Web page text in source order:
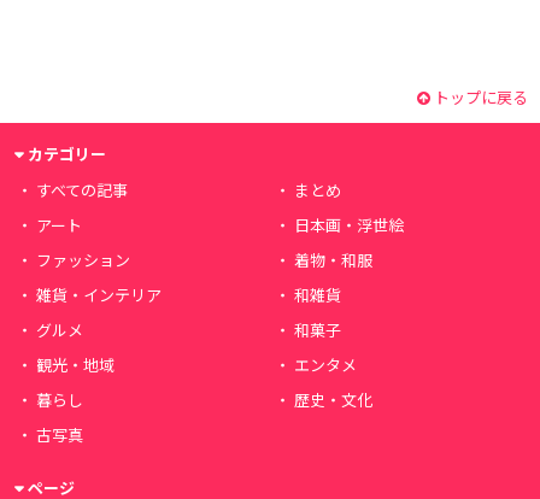
トップに戻る
カテゴリー
すべての記事
まとめ
アート
日本画・浮世絵
ファッション
着物・和服
雑貨・インテリア
和雑貨
グルメ
和菓子
観光・地域
エンタメ
暮らし
歴史・文化
古写真
ページ